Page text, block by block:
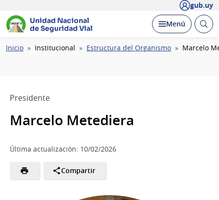
gub.uy
Unidad Nacional
de Seguridad Vial
Desplegar
Menú Abrir
Ruta
Inicio Institucional Estructura del Organismo Marcelo
Presidente
Marcelo Metediera
Última actualización: 10/02/2026
Compartir